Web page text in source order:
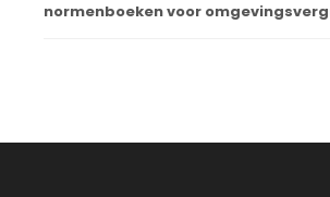
normenboeken voor